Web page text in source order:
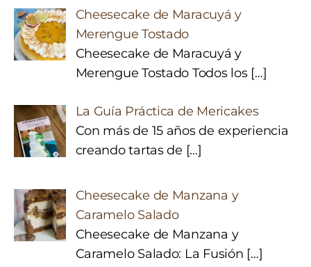
Cheesecake de Maracuyá y
Merengue Tostado
Cheesecake de Maracuyá y
Merengue Tostado Todos los […]
La Guía Práctica de Mericakes
Con más de 15 años de experiencia
creando tartas de […]
Cheesecake de Manzana y
Caramelo Salado
Cheesecake de Manzana y
Caramelo Salado: La Fusión […]